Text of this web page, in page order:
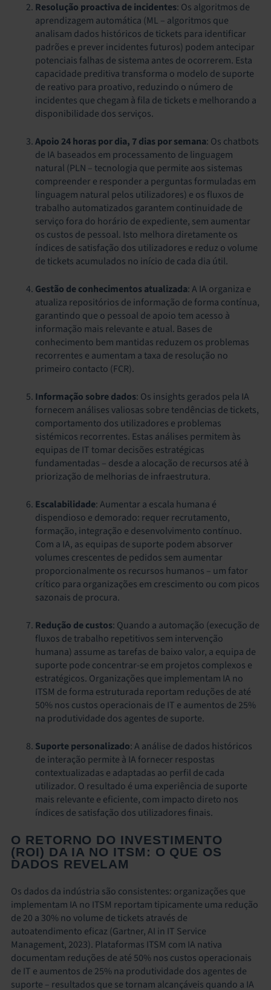
Resolução proactiva de incidentes: Os algoritmos de
aprendizagem automática (ML – algoritmos que
analisam dados históricos de tickets para identificar
padrões e prever incidentes futuros) podem antecipar
potenciais falhas de sistema antes de ocorrerem. Esta
capacidade preditiva transforma o modelo de suporte
de reativo para proativo, reduzindo o número de
incidentes que chegam à fila de tickets e melhorando a
disponibilidade dos serviços.
Apoio 24 horas por dia, 7 dias por semana: Os chatbots
de IA baseados em processamento de linguagem
natural (PLN – tecnologia que permite aos sistemas
compreender e responder a perguntas formuladas em
linguagem natural pelos utilizadores) e os fluxos de
trabalho automatizados garantem continuidade de
serviço fora do horário de expediente, sem aumentar
os custos de pessoal. Isto melhora diretamente os
índices de satisfação dos utilizadores e reduz o volume
de tickets acumulados no início de cada dia útil.
Gestão de conhecimentos atualizada: A IA organiza e
atualiza repositórios de informação de forma contínua,
garantindo que o pessoal de apoio tem acesso à
informação mais relevante e atual. Bases de
conhecimento bem mantidas reduzem os problemas
recorrentes e aumentam a taxa de resolução no
primeiro contacto (FCR).
Informação sobre dados: Os insights gerados pela IA
fornecem análises valiosas sobre tendências de tickets,
comportamento dos utilizadores e problemas
sistémicos recorrentes. Estas análises permitem às
equipas de IT tomar decisões estratégicas
fundamentadas – desde a alocação de recursos até à
priorização de melhorias de infraestrutura.
Escalabilidade: Aumentar a escala humana é
dispendioso e demorado: requer recrutamento,
formação, integração e desenvolvimento contínuo.
Com a IA, as equipas de suporte podem absorver
volumes crescentes de pedidos sem aumentar
proporcionalmente os recursos humanos – um fator
crítico para organizações em crescimento ou com picos
sazonais de procura.
Redução de custos: Quando a automação (execução de
fluxos de trabalho repetitivos sem intervenção
humana) assume as tarefas de baixo valor, a equipa de
suporte pode concentrar-se em projetos complexos e
estratégicos. Organizações que implementam IA no
ITSM de forma estruturada reportam reduções de até
50% nos custos operacionais de IT e aumentos de 25%
na produtividade dos agentes de suporte.
Suporte personalizado: A análise de dados históricos
de interação permite à IA fornecer respostas
contextualizadas e adaptadas ao perfil de cada
utilizador. O resultado é uma experiência de suporte
mais relevante e eficiente, com impacto direto nos
índices de satisfação dos utilizadores finais.
O RETORNO DO INVESTIMENTO
(ROI) DA IA NO ITSM: O QUE OS
DADOS REVELAM
Os dados da indústria são consistentes: organizações que
implementam IA no ITSM reportam tipicamente uma redução
de 20 a 30% no volume de tickets através de
autoatendimento eficaz (Gartner, AI in IT Service
Management, 2023). Plataformas ITSM com IA nativa
documentam reduções de até 50% nos custos operacionais
de IT e aumentos de 25% na produtividade dos agentes de
suporte – resultados que se tornam alcançáveis quando a IA